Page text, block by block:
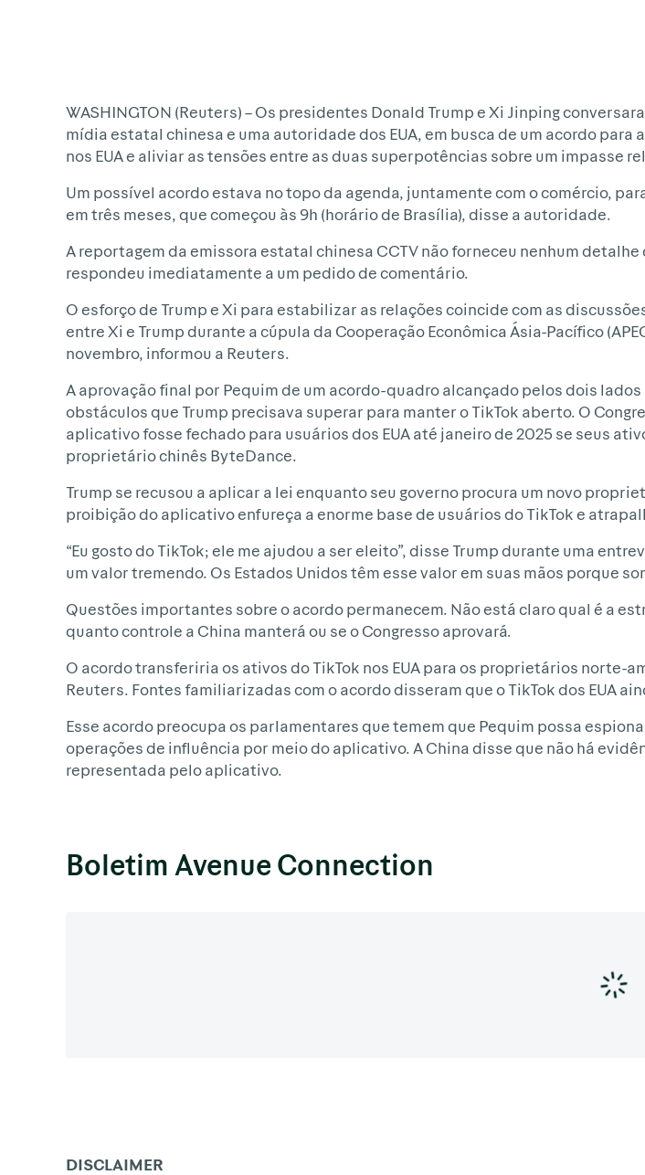
WASHINGTON (Reuters) – Os presidentes Donald Trump e Xi Jinping
mídia estatal chinesa e uma autoridade dos EUA, em busca de um acordo
nos EUA e aliviar as tensões entre as duas superpotências sobre um impasse
Um possível acordo estava no topo da agenda, juntamente com o comércio,
em três meses, que começou às 9h (horário de Brasília), disse a autoridade.
A reportagem da emissora estatal chinesa CCTV não forneceu nenhum detalhe
respondeu imediatamente a um pedido de comentário.
O esforço de Trump e Xi para estabilizar as relações coincide com as
entre Xi e Trump durante a cúpula da Cooperação Econômica Ásia-Pacífico
novembro, informou a Reuters.
A aprovação final por Pequim de um acordo-quadro alcançado pelos dois
obstáculos que Trump precisava superar para manter o TikTok aberto. O
aplicativo fosse fechado para usuários dos EUA até janeiro de 2025 se seus
proprietário chinês ByteDance.
Trump se recusou a aplicar a lei enquanto seu governo procura um novo
proibição do aplicativo enfureça a enorme base de usuários do TikTok e
“Eu gosto do TikTok; ele me ajudou a ser eleito”, disse Trump durante uma
um valor tremendo. Os Estados Unidos têm esse valor em suas mãos porque
Questões importantes sobre o acordo permanecem. Não está claro qual é a
quanto controle a China manterá ou se o Congresso aprovará.
O acordo transferiria os ativos do TikTok nos EUA para os proprietários norte-
Reuters. Fontes familiarizadas com o acordo disseram que o TikTok dos EUA
Esse acordo preocupa os parlamentares que temem que Pequim possa
operações de influência por meio do aplicativo. A China disse que não há
representada pelo aplicativo.
Boletim Avenue Connection
DISCLAIMER